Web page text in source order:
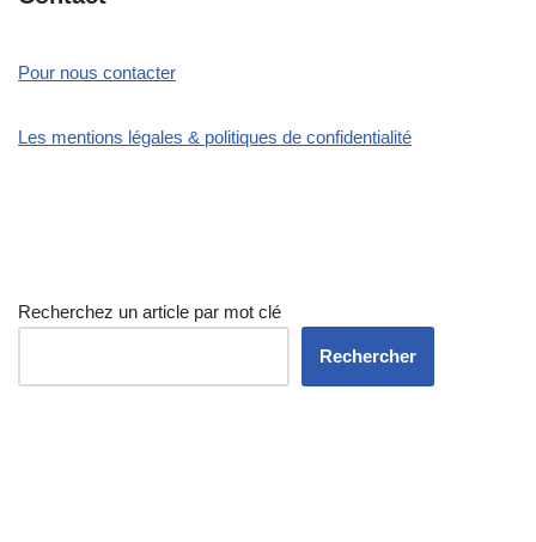
Pour nous contacter
Les mentions légales & politiques de confidentialité
Recherchez un article par mot clé
Rechercher